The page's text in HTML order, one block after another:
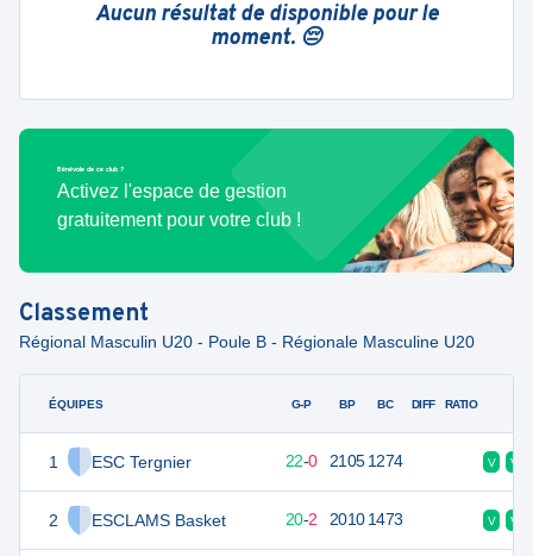
Aucun résultat de disponible pour le
moment. 😔
Bénévole de ce club ?
Activez l'espace de gestion
gratuitement pour votre club !
Classement
Régional Masculin U20 - Poule B - Régionale Masculine U20
ÉQUIPES
1 ESC Tergnier
2 ESCLAMS Basket
G-P BP BC DIFF RATIO
22-0 2105 1274 V V
42 20-2 2010 1473 V V